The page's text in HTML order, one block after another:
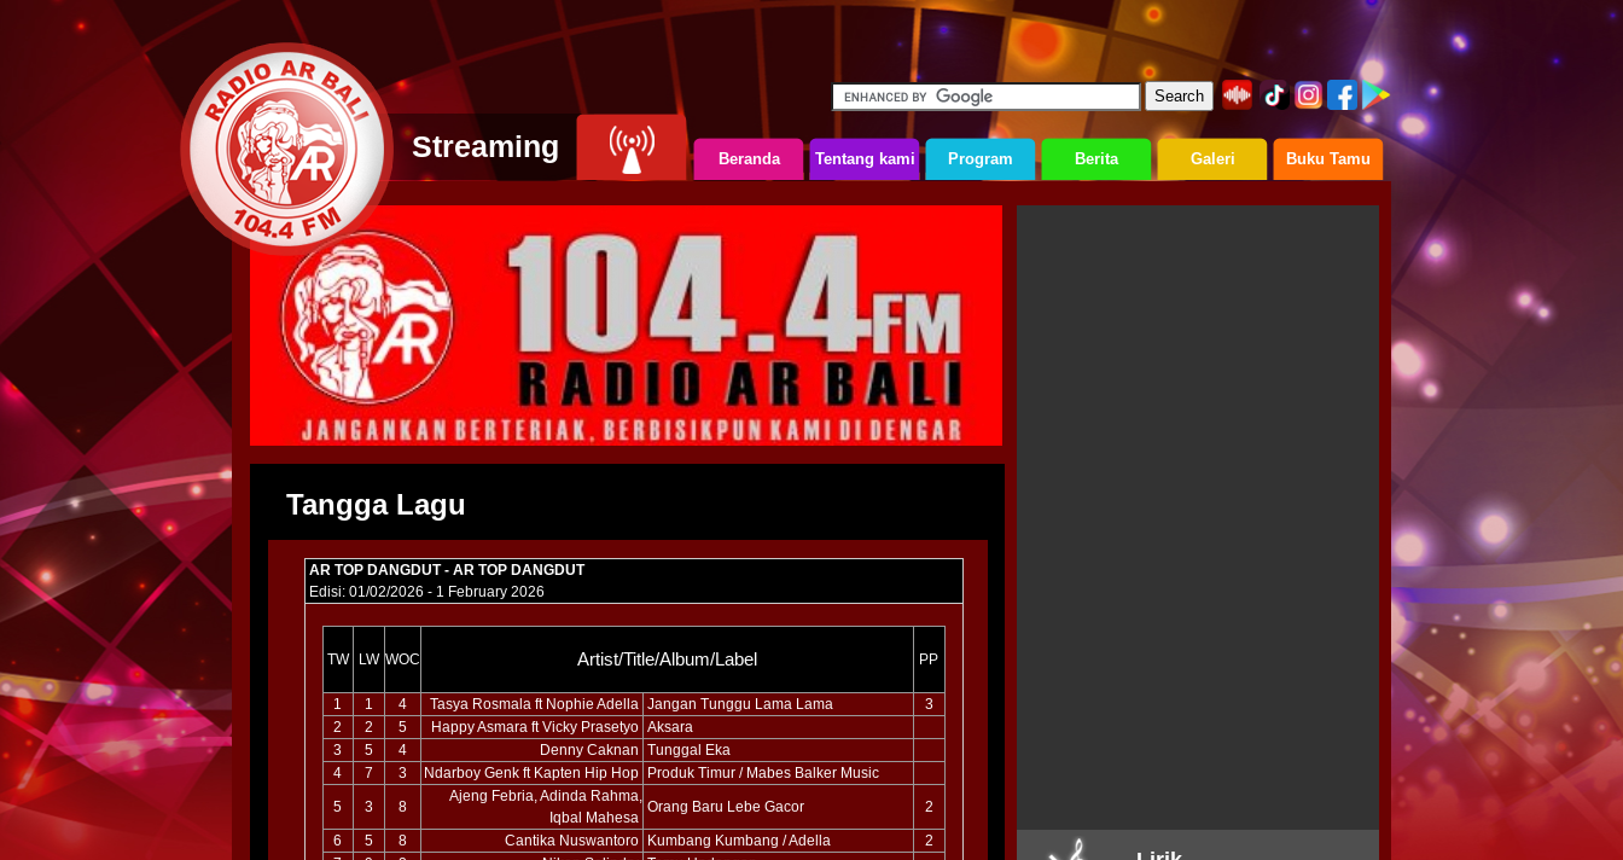
Streaming Beranda Tentang kami Program Berita Galeri Buku Tamu
Tangga Lagu
AR TOP DANGDUT - AR TOP DANGDUT
Edisi: 01/02/2026 - 1 February 2026
TW LW WOC Artist/Title/Album/Label PP
1 1 4 Tasya Rosmala ft Nophie Adella Jangan Tunggu Lama Lama
3
2
2 5 Happy Asmara ft Vicky Prasetyo Aksara
3
5 4 Denny Caknan Tunggal Eka
4
7 3 Ndarboy Genk ft Kapten Hip Hop
Produk Timur / Mabes Balker Music
5
3 8
Ajeng Febria, Adinda Rahma,
Iqbal Mahesa
Orang Baru Lebe Gacor
2
6
5 8 Cantika Nuswantoro Kumbang Kumbang / Adella
2